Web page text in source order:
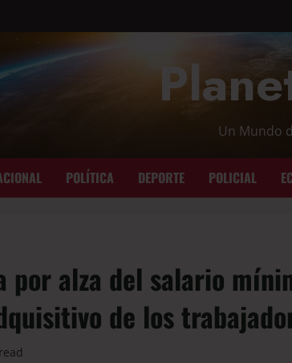
Un Mundo
POLÍTICA DEPORTE POLICIAL
por alza del salario
de los